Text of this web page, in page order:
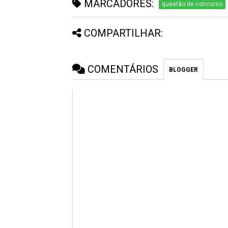
MARCADORES: questão de concurso
COMPARTILHAR:
COMENTÁRIOS BLOGGER